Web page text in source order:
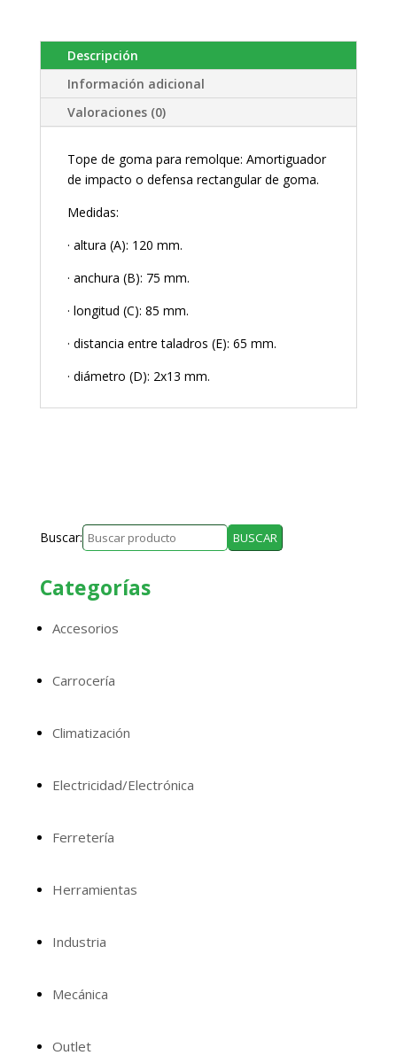
Descripción
Información adicional
Valoraciones (0)
Tope de goma para remolque: Amortiguador
de impacto o defensa rectangular de goma.
Medidas:
· altura (A): 120 mm.
· anchura (B): 75 mm.
· longitud (C): 85 mm.
· distancia entre taladros (E): 65 mm.
· diámetro (D): 2x13 mm.
Buscar:
Categorías
Accesorios
Carrocería
Climatización
Electricidad/Electrónica
Ferretería
Herramientas
Industria
Mecánica
Outlet